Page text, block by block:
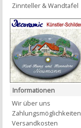
Zinnteller & Wandtafel
Informationen
Wir über uns
Zahlungsmöglichkeiten
Versandkosten